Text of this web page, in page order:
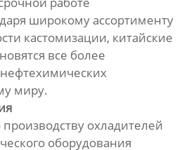
широкому ассортименту
кастомизации, китайские
все более
миру.
охладителей
оборудования